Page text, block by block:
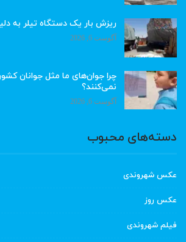
ریزش بار یک دستگاه تیلر به
آگوست 6, 2026
چرا جوان‌های ما مثل جوانان
نمی‌کنند؟
آگوست 6, 2026
دسته‌های محبوب
عکس شهروندی
عکس روز
فیلم شهروندی